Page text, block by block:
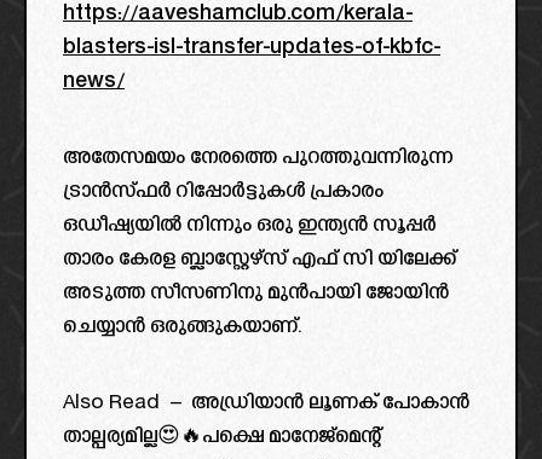
https://aaveshamclub.com/kerala-
blasters-isl-transfer-updates-of-kbfc-
news/
അതേസമയം നേരത്തെ പുറത്തുവന്നിരുന്ന
ട്രാൻസ്ഫർ റിപ്പോർട്ടുകൾ പ്രകാരം
ഒഡീഷ്യയിൽ നിന്നും ഒരു ഇന്ത്യൻ സൂപ്പർ
താരം കേരള ബ്ലാസ്റ്റേഴ്സ് എഫ് സി യിലേക്ക്
അടുത്ത സീസണിനു മുൻപായി ജോയിൻ
ചെയ്യാൻ ഒരുങ്ങുകയാണ്.
Also Read – അഡ്രിയാൻ ലൂണക് പോകാൻ
താല്പര്യമില്ല😍🔥പക്ഷെ മാനേജ്മെന്റ്